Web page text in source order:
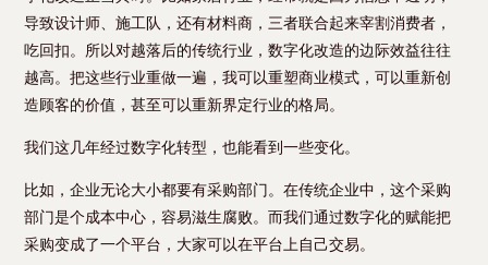
导致设计师、施工队，还有材料商，三者联合起来宰割消费者，
吃回扣。所以对越落后的传统行业，数字化改造的边际效益往往
越高。把这些行业重做一遍，我可以重塑商业模式，可以重新创
造顾客的价值，甚至可以重新界定行业的格局。
我们这几年经过数字化转型，也能看到一些变化。
比如，企业无论大小都要有采购部门。在传统企业中，这个采购
部门是个成本中心，容易滋生腐败。而我们通过数字化的赋能把
采购变成了一个平台，大家可以在平台上自己交易。